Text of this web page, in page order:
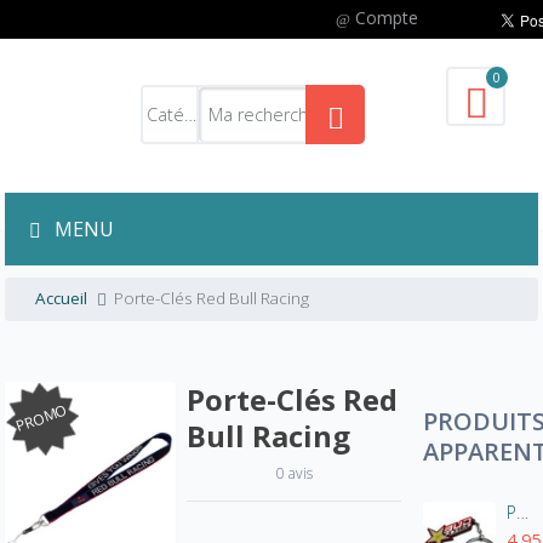
Compte
0
MENU
Accueil Porte-Clés Red Bull Racing
PROMO
Porte-Clés Red
Bull Racing
0 avis
Porte-clés Rockstar Bud Racing